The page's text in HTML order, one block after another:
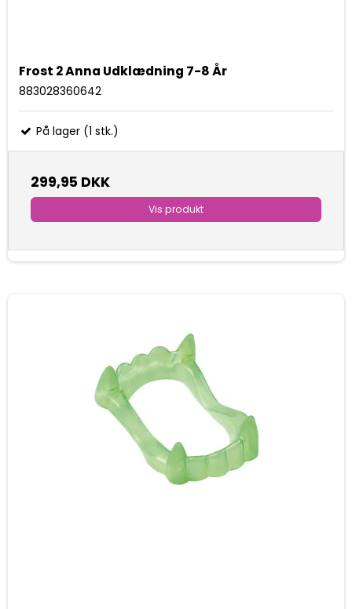
Frost 2 Anna Udklædning 7-8 År
883028360642
På lager (1 stk.)
299,95 DKK
Vis produkt